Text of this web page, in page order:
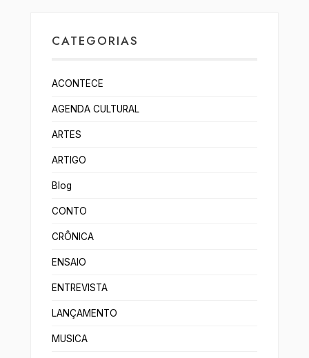
CATEGORIAS
ACONTECE
AGENDA CULTURAL
ARTES
ARTIGO
Blog
CONTO
CRÔNICA
ENSAIO
ENTREVISTA
LANÇAMENTO
MUSICA